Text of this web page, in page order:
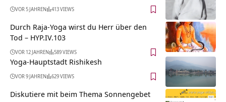
VOR 5 JAHREN 413 VIEWS
Durch Raja-Yoga wirst du Herr über den
Tod – HYP.IV.103
VOR 12 JAHREN 589 VIEWS
Yoga-Hauptstadt Rishikesh
VOR 9 JAHREN 629 VIEWS
Diskutiere mit beim Thema Sonnengebet